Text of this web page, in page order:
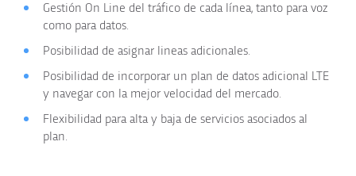
Gestión On Line del tráfico de cada línea, tanto para voz
como para datos.
Posibilidad de asignar lineas adicionales.
Posibilidad de incorporar un plan de datos adicional LTE
y navegar con la mejor velocidad del mercado.
Flexibilidad para alta y baja de servicios asociados al
plan.